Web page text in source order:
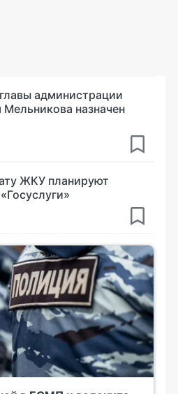
администрации
Мельникова назначен
ЖКУ планируют